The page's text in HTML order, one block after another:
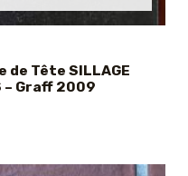
de Tête SILLAGE
– Graff 2009